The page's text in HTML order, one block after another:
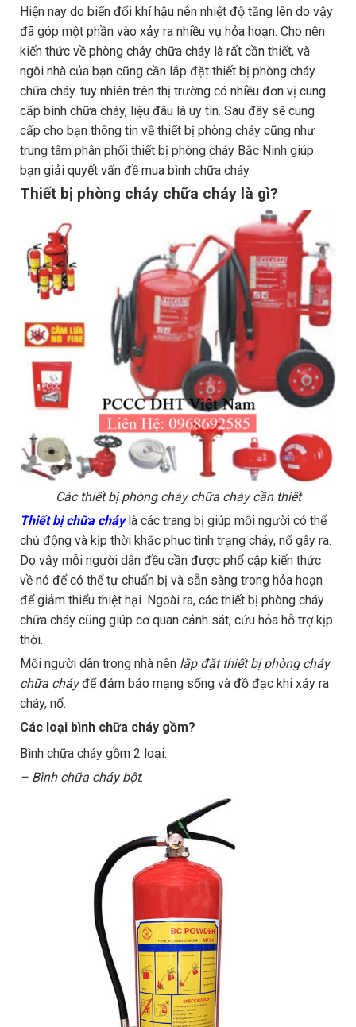
Hiện nay do biến đổi khí hậu nên nhiệt độ tăng lên do vậy
đã góp một phần vào xảy ra nhiều vụ hỏa hoạn. Cho nên
kiến thức về phòng cháy chữa cháy là rất cần thiết, và
ngôi nhà của bạn cũng cần lắp đặt thiết bị phòng cháy
chữa cháy. tuy nhiên trên thị trường có nhiều đơn vị cung
cấp bình chữa cháy, liệu đâu là uy tín. Sau đây sẽ cung
cấp cho bạn thông tin về thiết bị phòng cháy cũng như
trung tâm phân phối thiết bị phòng cháy Bắc Ninh giúp
bạn giải quyết vấn đề mua bình chữa cháy.
Thiết bị phòng cháy chữa cháy là gì?
Các thiết bị phòng cháy chữa cháy cần thiết
Thiết bị chữa cháylà các trang bị giúp mỗi người có thể
chủ động và kịp thời khắc phục tình trạng cháy, nổ gây ra.
Do vậy mỗi người dân đều cần được phổ cập kiến thức
về nó để có thể tự chuẩn bị và sẵn sàng trong hỏa hoạn
để giảm thiểu thiệt hại. Ngoài ra, các thiết bị phòng cháy
chữa cháy cũng giúp cơ quan cảnh sát, cứu hỏa hỗ trợ kịp
thời.
Mỗi người dân trong nhà nên lắp đặt thiết bị phòng cháy
chữa cháyđể đảm bảo mạng sống và đồ đạc khi xảy ra
cháy, nổ.
Các loại bình chữa cháy gồm?
Bình chữa cháy gồm 2 loại:
– Bình chữa cháy bột: